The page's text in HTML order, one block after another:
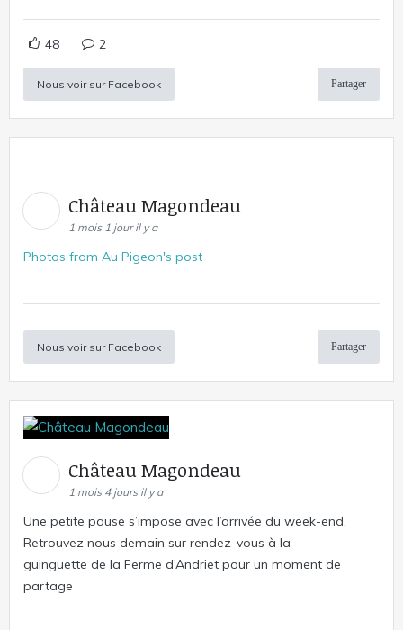
48 2
Nous voir sur Facebook Partager
Château Magondeau
1 mois 1 jour il y a
Photos from Au Pigeon's post
Nous voir sur Facebook Partager
Château Magondeau
1 mois 4 jours il y a
Une petite pause s’impose avec l’arrivée du week-end.
Retrouvez nous demain sur rendez-vous à la
guinguette de la Ferme d’Andriet pour un moment de
partage